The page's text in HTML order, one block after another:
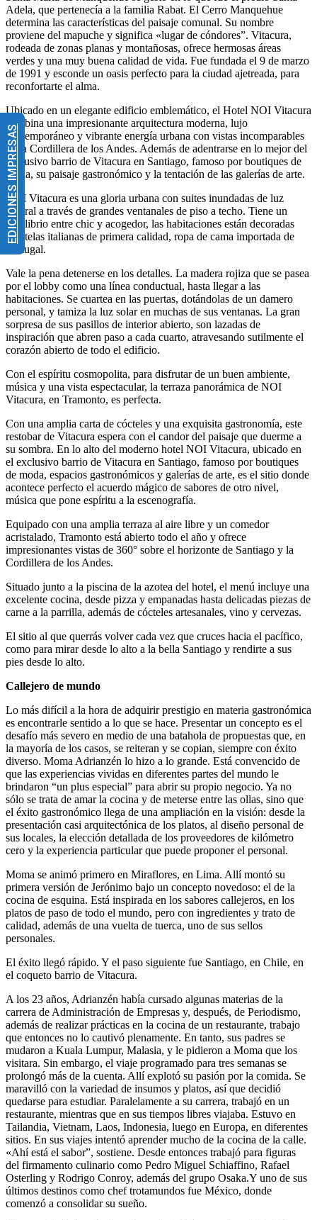
Adela, que pertenecía a la familia Rabat. El Cerro Manquehue
determina las características del paisaje comunal. Su nombre
proviene del mapuche y significa «lugar de cóndores”. Vitacura,
rodeada de zonas planas y montañosas, ofrece hermosas áreas
verdes y una muy buena calidad de vida. Fue fundada el 9 de marzo
de 1991 y esconde un oasis perfecto para la ciudad ajetreada, para
reconfortarte el alma.
Ubicado en un elegante edificio emblemático, el Hotel NOI Vitacura
combina una impresionante arquitectura moderna, lujo
contemporáneo y vibrante energía urbana con vistas incomparables
de la Cordillera de los Andes. Además de adentrarse en lo mejor del
exclusivo barrio de Vitacura en Santiago, famoso por boutiques de
moda, su paisaje gastronómico y la tentación de las galerías de arte.
NOI Vitacura es una gloria urbana con suites inundadas de luz
natural a través de grandes ventanales de piso a techo. Tiene un
equilibrio entre chic y acogedor, las habitaciones están decoradas
con telas italianas de primera calidad, ropa de cama importada de
Portugal.
Vale la pena detenerse en los detalles. La madera rojiza que se pasea
por el lobby como una línea conductual, hasta llegar a las
habitaciones. Se cuartea en las puertas, dotándolas de un damero
personal, y tamiza la luz solar en muchas de sus ventanas. La gran
sorpresa de sus pasillos de interior abierto, son lazadas de
inspiración que abren paso a cada cuarto, atravesando sutilmente el
corazón abierto de todo el edificio.
Con el espíritu cosmopolita, para disfrutar de un buen ambiente,
música y una vista espectacular, la terraza panorámica de NOI
Vitacura, en Tramonto, es perfecta.
Con una amplia carta de cócteles y una exquisita gastronomía, este
restobar de Vitacura espera con el candor del paisaje que duerme a
su sombra. En lo alto del moderno hotel NOI Vitacura, ubicado en
el exclusivo barrio de Vitacura en Santiago, famoso por boutiques
de moda, espacios gastronómicos y galerías de arte, es el sitio donde
acontece perfecto el acuerdo mágico de sabores de otro nivel,
música que pone espíritu a la escenografía.
Equipado con una amplia terraza al aire libre y un comedor
acristalado, Tramonto está abierto todo el año y ofrece
impresionantes vistas de 360° sobre el horizonte de Santiago y la
Cordillera de los Andes.
Situado junto a la piscina de la azotea del hotel, el menú incluye una
excelente cocina, desde pizza y empanadas hasta delicadas piezas de
carne a la parrilla, además de cócteles artesanales, vino y cervezas.
El sitio al que querrás volver cada vez que cruces hacia el pacífico,
como para mirar desde lo alto a la bella Santiago y rendirte a sus
pies desde lo alto.
Callejero de mundo
Lo más difícil a la hora de adquirir prestigio en materia gastronómica
es encontrarle sentido a lo que se hace. Presentar un concepto es el
desafío más severo en medio de una batahola de propuestas que, en
la mayoría de los casos, se reiteran y se copian, siempre con éxito
diverso. Moma Adrianzén lo hizo a lo grande. Está convencido de
que las experiencias vividas en diferentes partes del mundo le
brindaron “un plus especial” para abrir su propio negocio. Ya no
sólo se trata de amar la cocina y de meterse entre las ollas, sino que
el éxito gastronómico llega de una ampliación en la visión: desde la
presentación casi arquitectónica de los platos, al diseño personal de
sus locales, la elección detallada de los proveedores de kilómetro
cero y la experiencia particular que puede proponer el personal.
Moma se animó primero en Miraflores, en Lima. Allí montó su
primera versión de Jerónimo bajo un concepto novedoso: el de la
cocina de esquina. Está inspirada en los sabores callejeros, en los
platos de paso de todo el mundo, pero con ingredientes y trato de
calidad, además de una vuelta de tuerca, uno de sus sellos
personales.
El éxito llegó rápido. Y el paso siguiente fue Santiago, en Chile, en
el coqueto barrio de Vitacura.
A los 23 años, Adrianzén había cursado algunas materias de la
carrera de Administración de Empresas y, después, de Periodismo,
además de realizar prácticas en la cocina de un restaurante, trabajo
que entonces no lo cautivó plenamente. En tanto, sus padres se
mudaron a Kuala Lumpur, Malasia, y le pidieron a Moma que los
visitara. Sin embargo, el viaje programado para tres semanas se
prolongó más de la cuenta. Allí explotó su pasión por la comida. Se
maravilló con la variedad de insumos y platos, así que decidió
quedarse para estudiar. Paralelamente a su carrera, trabajó en un
restaurante, mientras que en sus tiempos libres viajaba. Estuvo en
Tailandia, Vietnam, Laos, Indonesia, luego en Europa, en diferentes
sitios. En sus viajes intentó aprender mucho de la cocina de la calle.
«Ahí está el sabor”, sostiene. Desde entonces trabajó para figuras
del firmamento culinario como Pedro Miguel Schiaffino, Rafael
Osterling y Rodrigo Conroy, además del grupo Osaka.Y uno de sus
últimos destinos como chef trotamundos fue México, donde
comenzó a consolidar su sueño.
EDICIONES IMPRESAS